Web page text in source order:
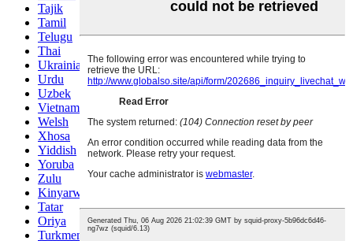
Tajik
Tamil
Telugu
Thai
Ukrainian
Urdu
Uzbek
Vietnamese
Welsh
Xhosa
Yiddish
Yoruba
Zulu
Kinyarwanda
Tatar
Oriya
Turkmen